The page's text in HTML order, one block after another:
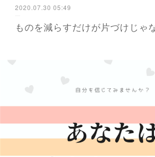
2020.07.30 05:49